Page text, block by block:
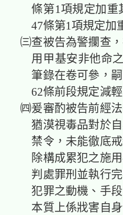
條第1項規定加重
47條第1項規定加
㈢查被告為警攔查
用甲基安非他命
筆錄在卷可參，
62條前段規定減
㈣爰審酌被告前經
猶漠視毒品對於
禁令，未能徹底
除構成累犯之施
判處罪刑並執行
犯罪之動機、手
本質上係戕害自